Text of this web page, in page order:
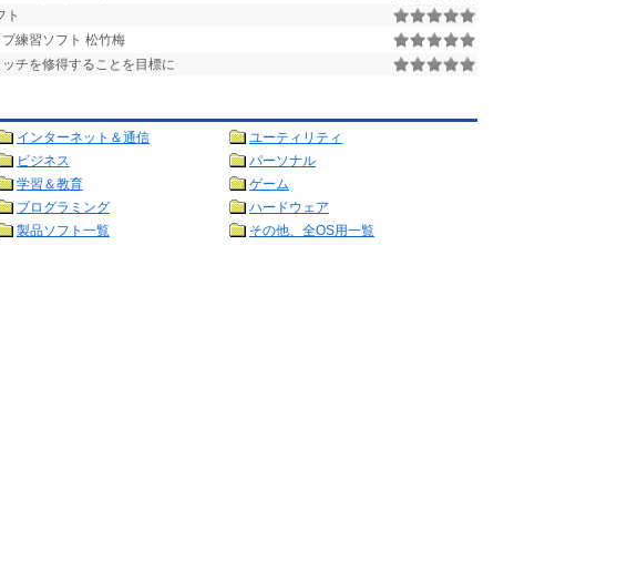
ト
練習ソフト 松竹梅
チを修得することを目標に
インターネット＆通信
ユーティリティ
ビジネス
パーソナル
学習＆教育
ゲーム
プログラミング
ハードウェア
製品ソフト一覧 その他、全OS用一覧